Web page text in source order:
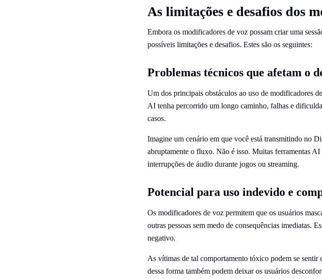
As limitações e desafios dos
Embora os modificadores de voz possam criar uma
possíveis limitações e desafios. Estes são os seguintes:
Problemas técnicos que afetam o
Um dos principais obstáculos ao uso de modificadores
AI tenha percorrido um longo caminho, falhas e
casos.
Imagine um cenário em que você está transmitindo no
abruptamente o fluxo. Não é isso. Muitas ferramentas
interrupções de áudio durante jogos ou streaming.
Potencial para uso indevido e
Os modificadores de voz permitem que os usuários
outras pessoas sem medo de consequências imediatas.
negativo.
As vítimas de tal comportamento tóxico podem se sentir
dessa forma também podem deixar os usuários